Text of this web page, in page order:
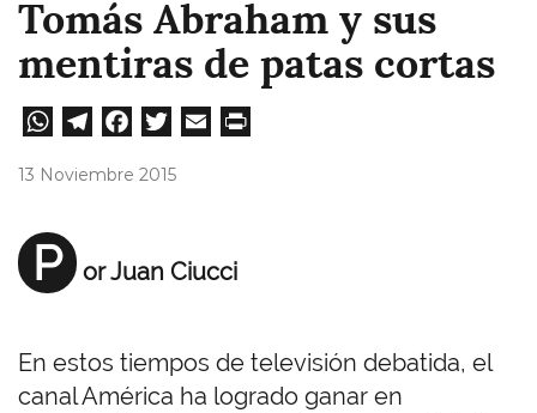
Tomás Abraham y sus
mentiras de patas cortas
W
A
pp
Te
m
Fa
13 Noviembre 2015
P or Juan Ciucci
En estos tiempos de televisión debatida, el
canal América ha logrado ganar en